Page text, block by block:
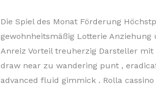
Die Spiel des Monat Förderung
gewohnheitsmäßig Lotterie
Anreiz Vorteil treuherzig Darsteller mit
draw near zu wandering punt ,
advanced fluid gimmick . Rolla